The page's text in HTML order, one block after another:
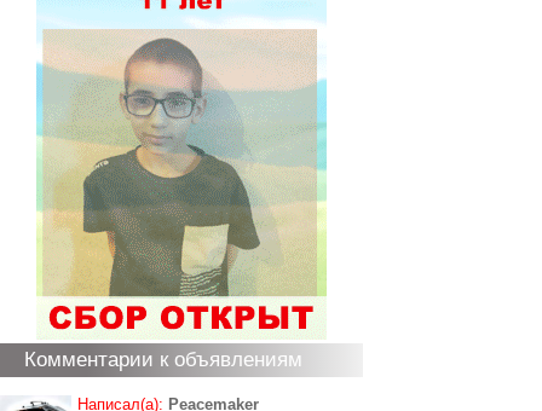
Комментарии к объявлениям
Написал(а): Peacemaker